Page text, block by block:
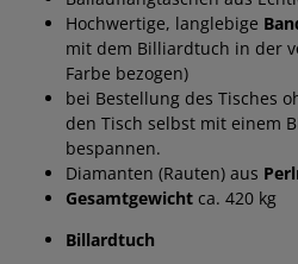
Hochwertige, langlebige
mit dem Billiardtuch in der
Farbe bezogen)
bei Bestellung des Tisches
den Tisch selbst mit einem
bespannen.
Diamanten (Rauten) aus
Gesamtgewicht ca. 420 kg
Billardtuch